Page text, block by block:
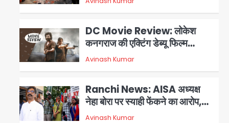
2
में , ड्राइवर की मौत
3
DC Movie Review: लोकेश
कनगराज की एक्टिंग डेब्यू फिल्म
विजुअली स्ट्राइकिंग लेकिन स्क्रीनप्ले
में कमजोर, लेकिन कहानी अधूरी रह गई,
Avinash Kumar
4
Ranchi News: AISA अध्यक्ष
नेहा बोरा पर स्याही फेंकने का आरोप,
ABVP कार्यकर्ताओं पर एक्शन; हेमंत
Avinash Kumar